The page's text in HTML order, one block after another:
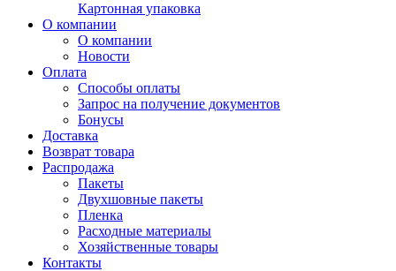
Картонная упаковка
О компании
О компании
Новости
Оплата
Способы оплаты
Запрос на получение документов
Бонусы
Доставка
Возврат товара
Распродажа
Пакеты
Двухшовные пакеты
Пленка
Расходные материалы
Хозяйственные товары
Контакты